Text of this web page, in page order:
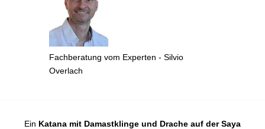
Fachberatung vom Experten - Silvio
Overlach
Ein Katana mit Damastklinge und Drache auf der Saya